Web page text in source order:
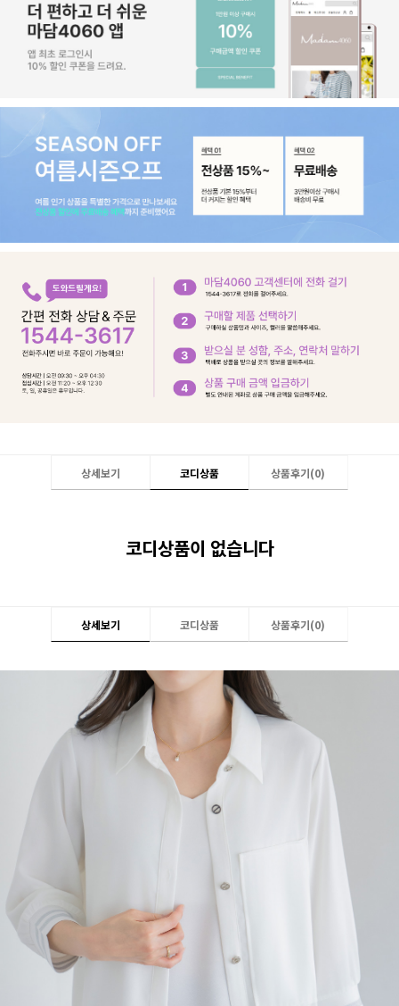
상세보기 코디상품 상품후기(0)
코디상품이 없습니다
상세보기 코디상품 상품후기(0)